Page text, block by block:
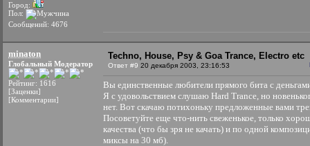
Город:
Пол:
Сообщений: 4676
minaton
Глобальный Модератор
Рейтинг: 1616
[Заценки]
[Комментарии]
Techno, House, Psy & Goa Trance, Electro etc
Ответ #9 20 декабря 2003, 23:16:53
Вы единственные любители прямого бита с
Я с удовольствием слушаю Hard Trance, но
нет. Вот скачаю потихоньку предложенные вами
Посоветуйте еще что-нить свеженькое, только
качества (что бы зря не качать) и по одной
миксы на 30 мб).